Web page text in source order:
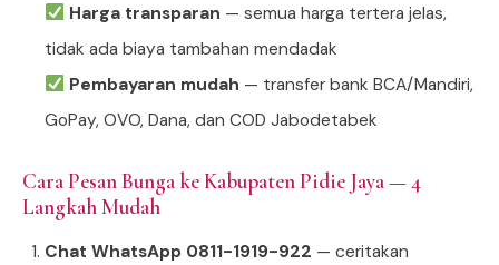
Harga transparan — semua harga tertera jelas,
tidak ada biaya tambahan mendadak
Pembayaran mudah — transfer bank BCA/Mandiri,
GoPay, OVO, Dana, dan COD Jabodetabek
Cara Pesan Bunga ke Kabupaten Pidie Jaya — 4
Langkah Mudah
Chat WhatsApp 0811-1919-922 — ceritakan